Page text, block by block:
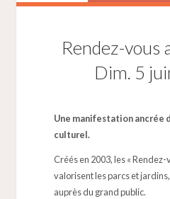
Rendez-vous
Dim. 5
Une manifestation ancrée
culturel.
Créés en 2003, les « Rendez-
valorisent les parcs et
auprès du grand public.